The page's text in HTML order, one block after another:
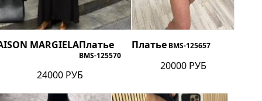
Платье
MARGIELA
BMS-125570
24000 РУБ
Платье BMS-125657
20000 РУБ